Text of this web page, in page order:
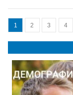
1 2 3 4